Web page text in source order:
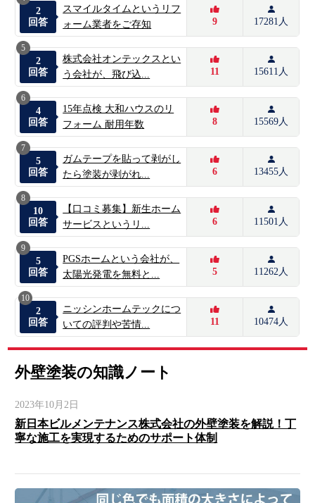
2
回答
スマイルタイムというリフ
ォーム業者をご存知
9 17281人
5
2
回答
株式会社オンテックスとい
う会社が、飛び込...
11 15611人
6
4
回答
15年点検 大和ハウスのリ
フォーム 耐用年数
8 15569人
7
5
回答
ガムテープを貼って剥がし
たら塗装が剥がれ...
6 13455人
8
10
回答
【口コミ募集】新生ホーム
サービスというリ...
6 11501人
9
5
回答
PGSホームという会社が、
太陽光発電を無料と...
5 11262人
10
2
回答
ニッシンホームテックにつ
いての評判や苦情...
11 10474人
外壁塗装の知識ノート
2023年10月2日
新日本ビルメンテナンス株式会社の外壁塗装を解説！丁
寧な施工を実現するためのサポート体制